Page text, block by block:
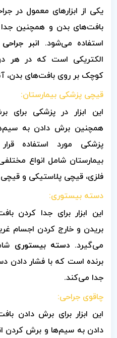
یکی از ابزارهای معمول در
بافت‌های بدن و همچنین
استفاده می‌شود. انبر جراحی
الکتریکی است که در هر
کوچک بر روی بافت‌های بدن،
قیچی پزشکی بیمارستان:
این ابزار در پزشکی
همچنین برش دادن به
پزشکی مورد استفاده
بیمارستان شامل انواع
فلزی، قیچی پلاستیکی و
دسته بیستوری:
این ابزار برای جدا کردن
بریدن و خارج کردن اجسام
می‌گیرد. دسته بیستوری
برنده است که با فشار دادن
جدا می‌کند.
چاقوی جراحی:
این ابزار برای برش دادن
دادن به سیم‌ها و برش کردن